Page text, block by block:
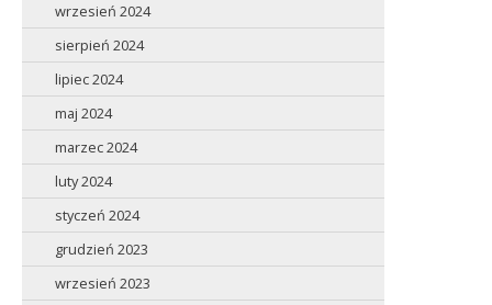
wrzesień 2024
sierpień 2024
lipiec 2024
maj 2024
marzec 2024
luty 2024
styczeń 2024
grudzień 2023
wrzesień 2023